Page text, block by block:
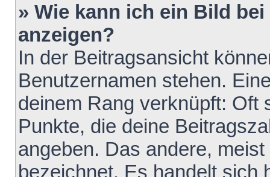
» Wie kann ich ein Bild
anzeigen?
In der Beitragsansicht
Benutzernamen stehen.
deinem Rang verknüpft: Oft
Punkte, die deine
angeben. Das andere,
bezeichnet. Es handelt sich